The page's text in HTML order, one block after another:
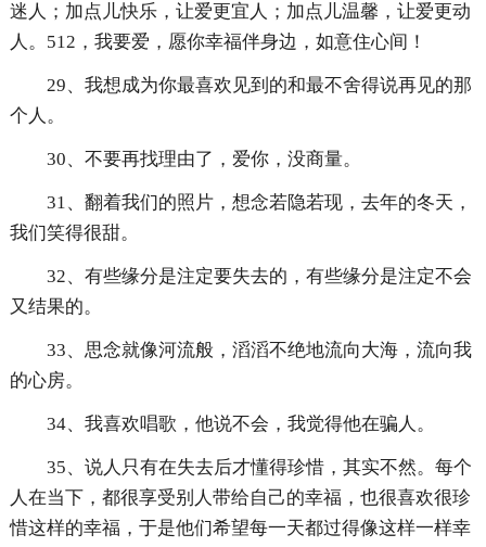
迷人；加点儿快乐，让爱更宜人；加点儿温馨，让爱更动
人。512，我要爱，愿你幸福伴身边，如意住心间！
29、我想成为你最喜欢见到的和最不舍得说再见的那
个人。
30、不要再找理由了，爱你，没商量。
31、翻着我们的照片，想念若隐若现，去年的冬天，
我们笑得很甜。
32、有些缘分是注定要失去的，有些缘分是注定不会
又结果的。
33、思念就像河流般，滔滔不绝地流向大海，流向我
的心房。
34、我喜欢唱歌，他说不会，我觉得他在骗人。
35、说人只有在失去后才懂得珍惜，其实不然。每个
人在当下，都很享受别人带给自己的幸福，也很喜欢很珍
惜这样的幸福，于是他们希望每一天都过得像这样一样幸